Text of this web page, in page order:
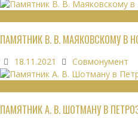
ПАМЯТНИК В. В. МАЯКОВСКОМУ В
18.11.2021 Совмонумент
ПАМЯТНИК А. В. ШОТМАНУ В